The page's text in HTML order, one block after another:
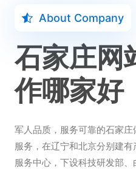
About Company
石家庄网
作哪家好
军人品质，服务可靠的石家
服务，在辽宁和北京分别建
服务中心，下设科技研发部、